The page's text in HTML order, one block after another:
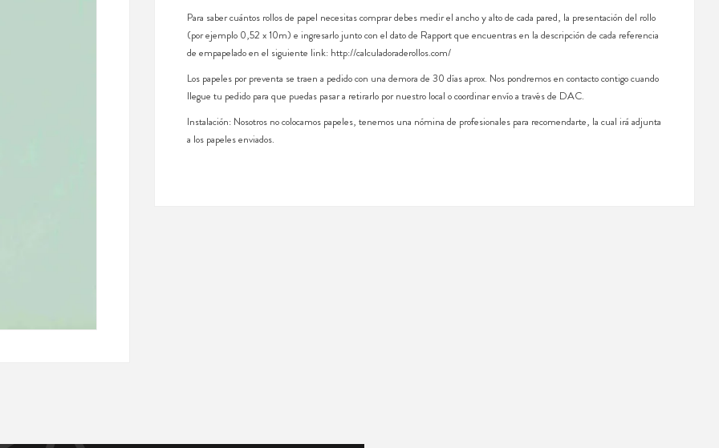
Para saber cuántos rollos de papel necesitas comprar debes medir el ancho y alto de cada pared, la presentación del rollo
(por ejemplo 0,52 x 10m) e ingresarlo junto con el dato de Rapport que encuentras en la descripción de cada referencia
de empapelado en el siguiente link: http://calculadoraderollos.com/
Los papeles por preventa se traen a pedido con una demora de 30 días aprox. Nos pondremos en contacto contigo cuando
llegue tu pedido para que puedas pasar a retirarlo por nuestro local o coordinar envío a través de DAC.
Instalación: Nosotros no colocamos papeles, tenemos una nómina de profesionales para recomendarte, la cual irá adjunta
a los papeles enviados.